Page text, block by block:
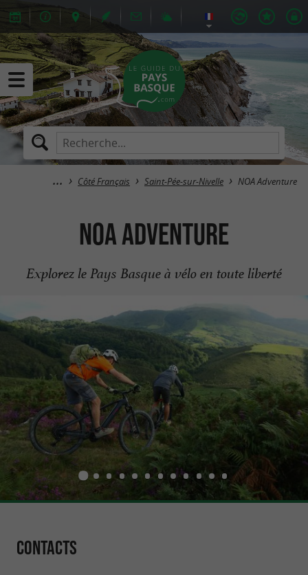
Côté Français Saint-Pée-sur-Nivelle NOA Adventure
NOA Adventure
Explorez le Pays Basque à vélo en toute liberté
Contacts